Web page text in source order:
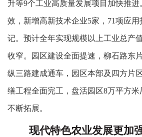
升等9个工业高质量发展项目加快推
效，新增高新技术企业5家， 71项应用
记。预计全年实现规模以上工业总产
收窄。园区建设全面提速，柳石路东
纵三路建成通车，园区本部及四方片
缮工程全面完工，盘活园区8万平方米
不断拓展。
现代特色农业发展更加